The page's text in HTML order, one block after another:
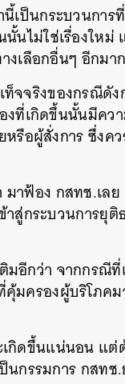
เป็นกระบวนกา
นไม่ใช่เรื่องให
เลือกอื่นๆ อีกม
จจริงของกรณีดั
งที่เกิดขึ้นนั้นมีคว
รือผู้สั่งการ ซึ่งค
าฟ้อง กสทช.เล
สู่กระบวนการยุ
อีกว่า จากกรณี
ครองผู้บริโภคม
กิดขึ้นแน่นอน แ
กรรมการ กสทช.
TWEET LINE